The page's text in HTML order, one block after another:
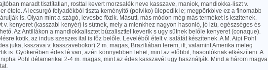
maradt tisztítatlan, rosttal kevert morzsalék neve kasszave, maniok, mandiokka-liszt v.
étele. A lecsurgó folyadékból tiszta keményítő (polviko) ülepedik le; megpörkölve ez a finomabb
is. Olyan mint a szágó, levesbe főzik. Másutt, más módon még más terméket is kszitenek.
v. kenyeret (kasszabi kenyér) is sütnek, mely a mienkhez nagyon hasonló, jó izü, egészséges és
Az Antillákon a mandiokkalisztet búzaliszttel keverik s ugy sütnek belőle kenyeret (conaque).
kötik, az indus szeszes ital is főz belőle. Leveléből ételt v. salátát készítenek. A M. Aipi Pohl
juka, ksszava v. kasszavebokor) 2 m. magas, Braziliában terem, itt, valamint Amerika meleg
is. Gyökerében édes lé van, azért könnyebben lehet, mint az előbbit, hasonlóknak elkészíteni. A
Pohl délamerikai 2-4 m. magas, mint az édes kasszavét ugy használják. Mind a három magva